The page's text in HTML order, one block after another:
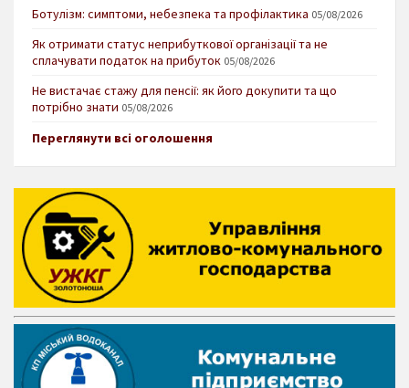
Ботулізм: симптоми, небезпека та профілактика 05/08/2026
Як отримати статус неприбуткової організації та не
сплачувати податок на прибуток 05/08/2026
Не вистачає стажу для пенсії: як його докупити та що
потрібно знати 05/08/2026
Переглянути всі оголошення